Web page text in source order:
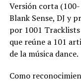
Versión corta
Blank Sense, DJ y
por 1001 Tracklists
que reúne a 101
de la música dance.
Como